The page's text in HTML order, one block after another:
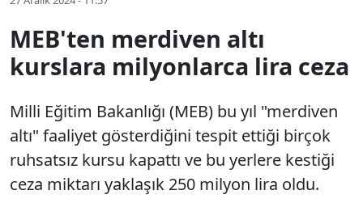
MEB'ten merdiven altı
kurslara milyonlarca lira ceza
Milli Eğitim Bakanlığı (MEB) bu yıl "merdiven
altı" faaliyet gösterdiğini tespit ettiği birçok
ruhsatsız kursu kapattı ve bu yerlere kestiği
ceza miktarı yaklaşık 250 milyon lira oldu.